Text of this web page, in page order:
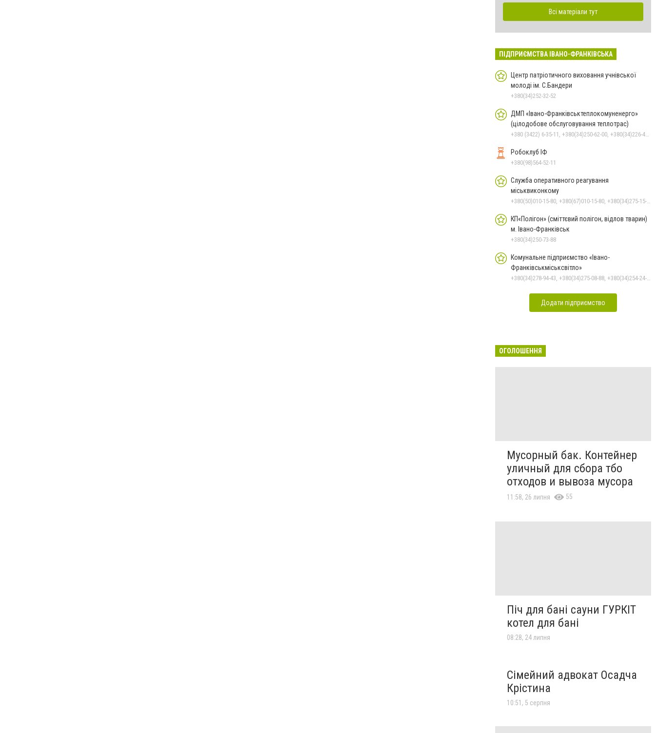
Всі матеріали тут
ПІДПРИЄМСТВА ІВАНО-ФРАНКІВСЬКА
Центр патріотичного виховання учнівської
молоді ім. С.Бандери
+380(34)252-32-52
ДМП «Івано-Франківськтеплокомуненерго»
(цілодобове обслуговування теплотрас)
Робоклуб ІФ
+380(98)564-52-11
Служба оперативного реагування
міськвиконкому
КП«Полігон» (сміттєвий полігон, відлов тварин)
м. Івано-Франківськ
+380(34)250-73-88
Комунальне підприємство «Івано-
Франківськміськсвітло»
Додати підприємство
ОГОЛОШЕННЯ
Мусорный бак. Контейнер
уличный для сбора тбо
отходов и вывоза мусора
11:58, 26 липня 55
Піч для бані сауни ГУРКІТ
котел для бані
08:28, 24 липня
Сімейний адвокат Осадча
Крістина
10:51, 5 серпня